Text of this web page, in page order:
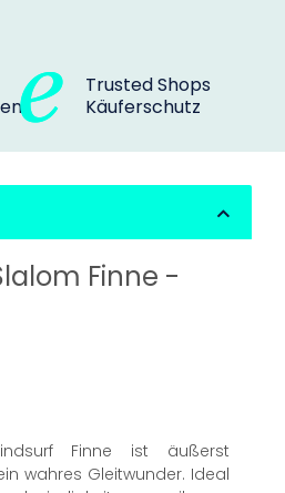
Trusted Shops
Käuferschutz
Finne -
Finne ist äußerst
wahres Gleitwunder. Ideal